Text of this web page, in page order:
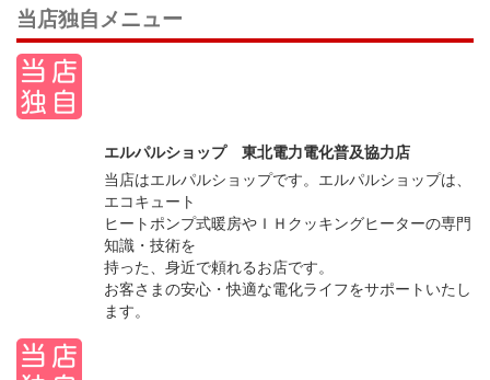
当店独自メニュー
エルパルショップ 東北電力電化普及協力店
当店はエルパルショップです。エルパルショップは、
エコキュート
ヒートポンプ式暖房やＩＨクッキングヒーターの専門
知識・技術を
持った、身近で頼れるお店です。
お客さまの安心・快適な電化ライフをサポートいたし
ます。